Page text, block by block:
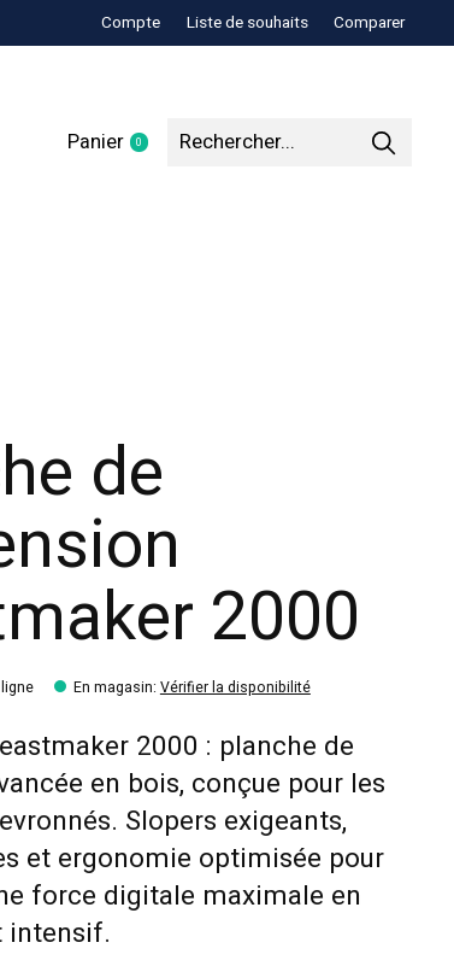
Compte Liste de souhaits Comparer
Panier 0items
de
2000
En magasin: Vérifier la disponibilité
2000 : planche de
en bois, conçue pour les
Slopers exigeants,
et ergonomie optimisée pour
force digitale maximale en
intensif.